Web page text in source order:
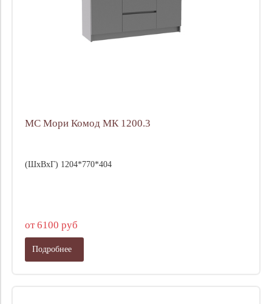
МС Мори Комод МК 1200.3
(ШхВхГ) 1204*770*404
от 6100 руб
Подробнее